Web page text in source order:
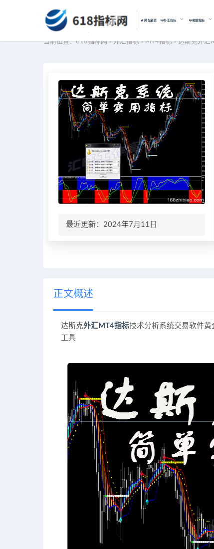
网站首页 外汇指标 期货指标
当前位置：618指标网 > 外汇指标 > MT4指标 >达斯克外汇
最近更新：2024年7月11日
正文概述
达斯克外汇MT4指标技术分析系统交易软件
工具